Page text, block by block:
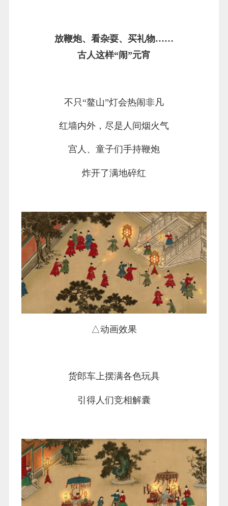
放鞭炮、看杂耍、买礼物……
古人这样“闹”元宵
不只“鳌山”灯会热闹非凡
红墙内外，尽是人间烟火气
宫人、童子们手持鞭炮
炸开了满地碎红
△动画效果
货郎车上摆满各色玩具
引得人们竞相解囊